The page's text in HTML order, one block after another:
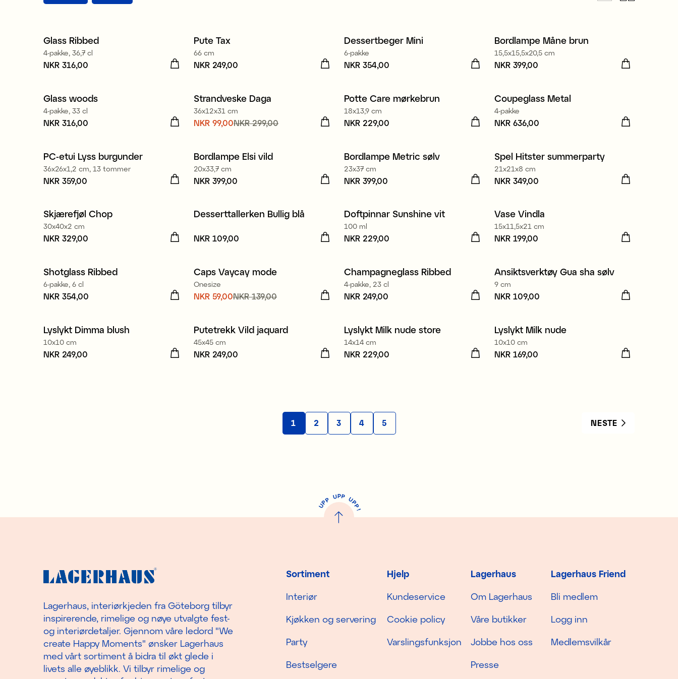
Glass Ribbed
4-pakke, 36,7 cl
Pris :NKR 316,00
NKR 316,00
Nyhet
Pute Tax
66 cm
Pris :NKR 249,00
NKR 249,00
Dessertbeger Mini
6-pakke
Pris :NKR 354,00
NKR 354,00
Nyhet
Bordlampe Måne brun
15,5x15,5x20,5 cm
Pris :NKR 399,00
NKR 399,00
Nyhet
Glass woods
4-pakke, 33 cl
Pris :NKR 316,00
NKR 316,00
Sale
Strandveske Daga
36x12x31 cm
Nåværende pris:
NKR 99,00NKR 299,00
Nyhet
Potte Care mørkebrun
18x13,9 cm
Pris :NKR 229,00
NKR 229,00
Coupeglass Metal
4-pakke
Pris :NKR 636,00
NKR 636,00
Nyhet
PC-etui Lyss burgunder
36x26x1,2 cm, 13 tommer
Pris :NKR 359,00
NKR 359,00
Bordlampe Elsi vild
20x33,7 cm
Pris :NKR 399,00
NKR 399,00
Nyhet
Bordlampe Metric sølv
23x37 cm
Pris :NKR 399,00
NKR 399,00
Spel Hitster summerparty
21x21x8 cm
Pris :NKR 349,00
NKR 349,00
Skjærefjøl Chop
30x40x2 cm
Pris :NKR 329,00
NKR 329,00
Desserttallerken Bullig blå
Pris :NKR 109,00
NKR 109,00
Doftpinnar Sunshine vit
100 ml
Pris :NKR 229,00
NKR 229,00
Vase Vindla
15x11,5x21 cm
Pris :NKR 199,00
NKR 199,00
Shotglass Ribbed
6-pakke, 6 cl
Pris :NKR 354,00
NKR 354,00
Sale
Caps Vaycay mode
Onesize
Nåværende pris:
NKR 59,00NKR 139,00
Champagneglass Ribbed
4-pakke, 23 cl
Pris :NKR 249,00
NKR 249,00
Nyhet
Ansiktsverktøy Gua sha sølv
9 cm
Pris :NKR 109,00
NKR 109,00
Nyhet
Lyslykt Dimma blush
10x10 cm
Pris :NKR 249,00
NKR 249,00
Putetrekk Vild jaquard
45x45 cm
Pris :NKR 249,00
NKR 249,00
Lyslykt Milk nude store
14x14 cm
Pris :NKR 229,00
NKR 229,00
Lyslykt Milk nude
10x10 cm
Pris :NKR 169,00
NKR 169,00
1 2 3 4 5
U
P
P UPP UP
P
!
Sortiment
Interiør
Kjøkken og servering
Party
Bestselgere
Hjelp
Kundeservice
Cookie policy
Varslingsfunksjon
Lagerhaus
Om Lagerhaus
Våre butikker
Jobbe hos oss
Presse
Lagerhaus Friend
Bli medlem
Logg inn
Medlemsvilkår
Lagerhaus, interiørkjeden fra Göteborg tilbyr
inspirerende, rimelige og nøye utvalgte fest-
og interiørdetaljer. Gjennom våre ledord "We
create Happy Moments" ønsker Lagerhaus
med vårt sortiment å bidra til økt glede i
livets alle øyeblikk. Vi tilbyr rimelige og